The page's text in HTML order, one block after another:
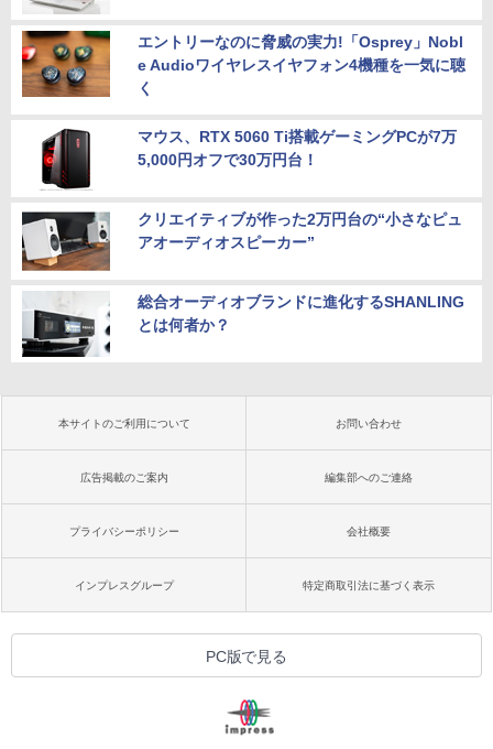
エントリーなのに脅威の実力!「Osprey」Nobl
e Audioワイヤレスイヤフォン4機種を一気に聴
く
マウス、RTX 5060 Ti搭載ゲーミングPCが7万
5,000円オフで30万円台！
クリエイティブが作った2万円台の“小さなピュ
アオーディオスピーカー”
総合オーディオブランドに進化するSHANLING
とは何者か？
本サイトのご利用について お問い合わせ
広告掲載のご案内 編集部へのご連絡
プライバシーポリシー 会社概要
インプレスグループ 特定商取引法に基づく表示
PC版で見る